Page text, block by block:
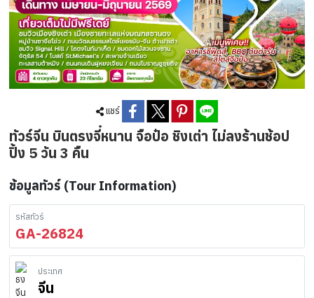
แชร์
ทัวร์จีน บินตรงจี๋หนาน จือป๋อ ชิงเต่า ไม่ลงร้านช้อป
ปิ้ง 5 วัน 3 คืน
ข้อมูลทัวร์ (Tour Information)
รหัสทัวร์
GA-26824
ประเทศ
จีน